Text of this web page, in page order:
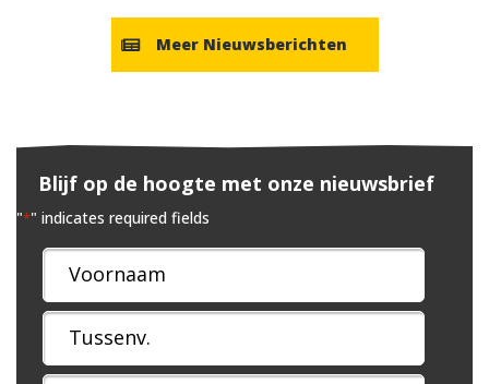
Meer Nieuwsberichten
Blijf op de hoogte met onze nieuwsbrief
"*" indicates required fields
Naam
*